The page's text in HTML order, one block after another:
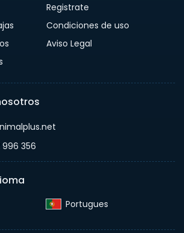
Registrate
Condiciones de uso
Aviso Legal
356
Portugues‎